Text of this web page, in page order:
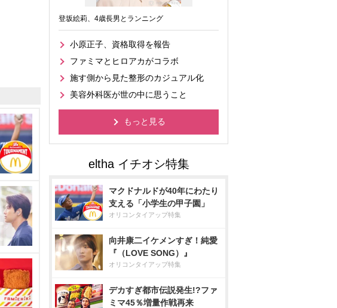
登坂絵莉、4歳長男とランニング
小原正子、資格取得を報告
ファミマとヒロアカがコラボ
施す側から見た整形のカジュアル化
美容外科医が世の中に思うこと
もっと見る
マクドナルドが40年にわたり
支える「小学生の甲子園」
オリコンタイアップ特集
向井康二イケメンすぎ！純愛
『（LOVE SONG）』
オリコンタイアップ特集
デカすぎ都市伝説発生!?ファ
ミマ45％増量作戦再来